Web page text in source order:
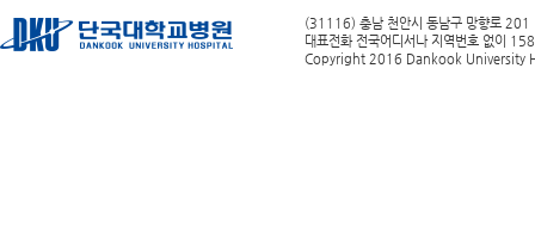
(31116) 충남 천안시 동남구 망향로 201
대표전화 전국어디서나 지역번호 없이
Copyright 2016 Dankook University